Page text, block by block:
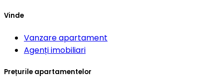
Vinde
Vanzare apartament
Agenți imobiliari
Prețurile apartamentelor